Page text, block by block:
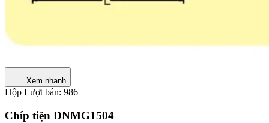
Xem nhanh
Hộp Lượt bán: 986
Chíp tiện DNMG1504